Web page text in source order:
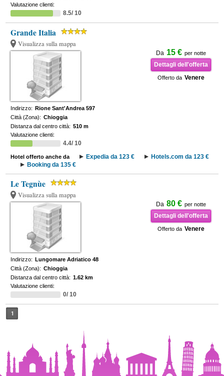
Valutazione clienti:
8.5/ 10
Grande Italia
Visualizza sulla mappa
Da 15 € per notte
Dettagli dell'offerta
Offerto da Venere
Indirizzo: Rione Sant'Andrea 597
Città (Zona): Chioggia
Distanza dal centro città: 510 m
Valutazione clienti:
4.4/ 10
Hotel offerto anche da Expedia da 123 €
Hotels.com da 123 €
Booking da 135 €
Le Tegnùe
Visualizza sulla mappa
Da 80 € per notte
Dettagli dell'offerta
Offerto da Venere
Indirizzo: Lungomare Adriatico 48
Città (Zona): Chioggia
Distanza dal centro città: 1.62 km
Valutazione clienti:
0/ 10
1